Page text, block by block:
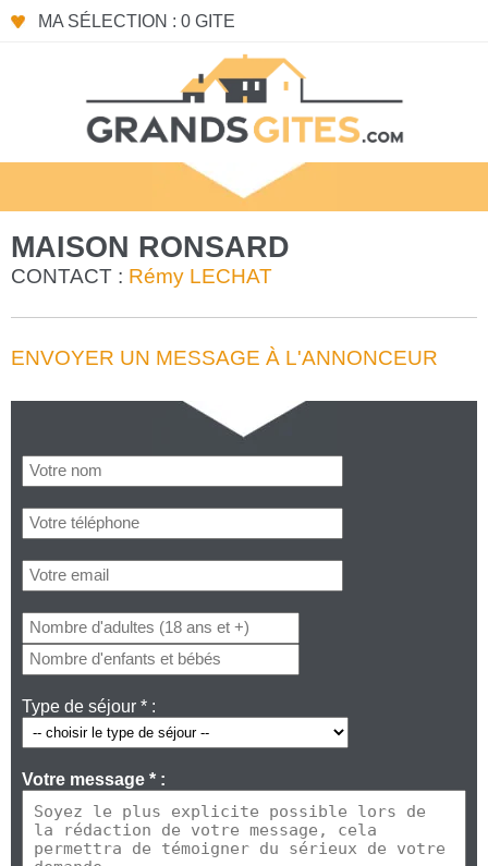
MA SÉLECTION : 0 GITE
MAISON RONSARD
CONTACT : Rémy LECHAT
ENVOYER UN MESSAGE À L'ANNONCEUR
Type de séjour * :
Votre message * :